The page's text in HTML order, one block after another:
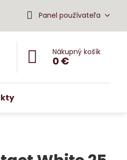
Panel používateľa
Nákupný košík
0 €